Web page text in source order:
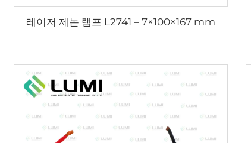
레이저 제논 램프 L2741 – 7×100×167 mm